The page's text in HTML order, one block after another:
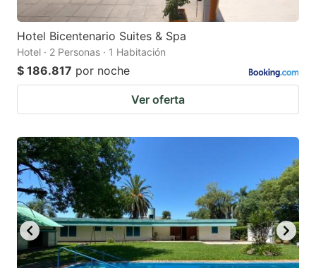
Hotel Bicentenario Suites & Spa
Hotel · 2 Personas · 1 Habitación
$ 186.817 por noche
Ver oferta